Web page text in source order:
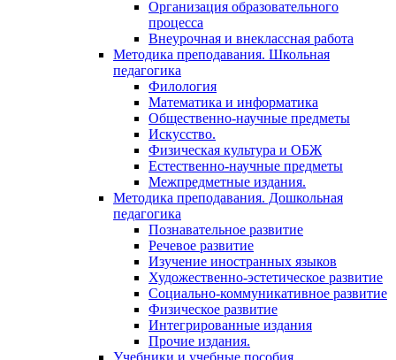
Организация образовательного
процесса
Внеурочная и внеклассная работа
Методика преподавания. Школьная
педагогика
Филология
Математика и информатика
Общественно-научные предметы
Искусство.
Физическая культура и ОБЖ
Естественно-научные предметы
Межпредметные издания.
Методика преподавания. Дошкольная
педагогика
Познавательное развитие
Речевое развитие
Изучение иностранных языков
Художественно-эстетическое развитие
Социально-коммуникативное развитие
Физическое развитие
Интегрированные издания
Прочие издания.
Учебники и учебные пособия